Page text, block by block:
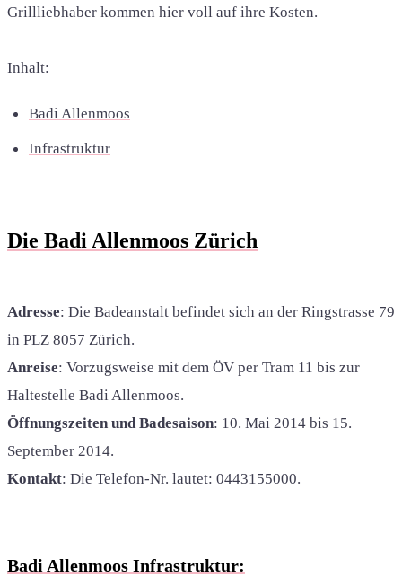
Grillliebhaber kommen hier voll auf ihre Kosten.
Inhalt:
Badi Allenmoos
Infrastruktur
Die Badi Allenmoos Zürich
Adresse: Die Badeanstalt befindet sich an der Ringstrasse 79
in PLZ 8057 Zürich.
Anreise: Vorzugsweise mit dem ÖV per Tram 11 bis zur
Haltestelle Badi Allenmoos.
Öffnungszeiten und Badesaison: 10. Mai 2014 bis 15.
September 2014.
Kontakt: Die Telefon-Nr. lautet: 0443155000.
Badi Allenmoos Infrastruktur: